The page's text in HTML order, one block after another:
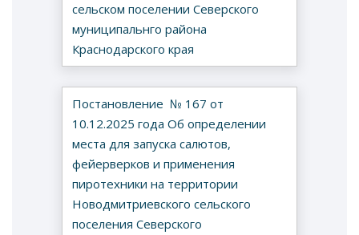
сельском поселении Северского
муниципальнго района
Краснодарского края
Постановление № 167 от
10.12.2025 года Об определении
места для запуска салютов,
фейерверков и применения
пиротехники на территории
Новодмитриевского сельского
поселения Северского